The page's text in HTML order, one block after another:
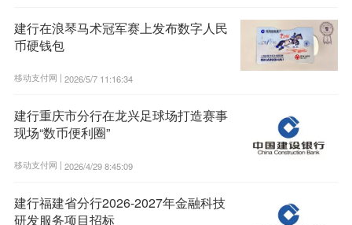
建行在浪琴马术冠军赛上发布数字人民
币硬钱包
移动支付网 | 2026/5/7 11:16:34
建行重庆市分行在龙兴足球场打造赛事
现场“数币便利圈”
移动支付网 | 2026/4/29 8:45:09
建行福建省分行2026-2027年金融科技
研发服务项目招标